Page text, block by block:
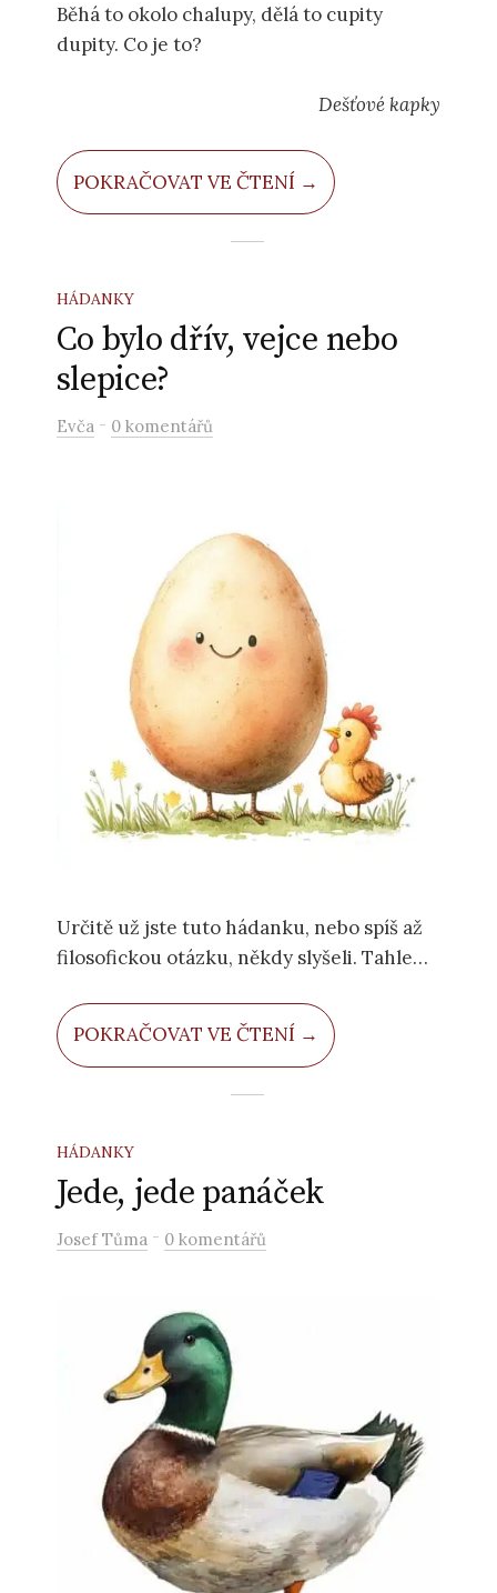
Běhá to okolo chalupy, dělá to cupity
dupity. Co je to?
Dešťové kapky
POKRAČOVAT VE ČTENÍ →
HÁDANKY
Co bylo dřív, vejce nebo
slepice?
Evča - 0 komentářů
Určitě už jste tuto hádanku, nebo spíš až
filosofickou otázku, někdy slyšeli. Tahle
Pokud nedala tato otázka někdy spát vám
nebo vašemu dítěti, máme odpověď.
POKRAČOVAT VE ČTENÍ →
HÁDANKY
Jede, jede panáček
Josef Tůma - 0 komentářů